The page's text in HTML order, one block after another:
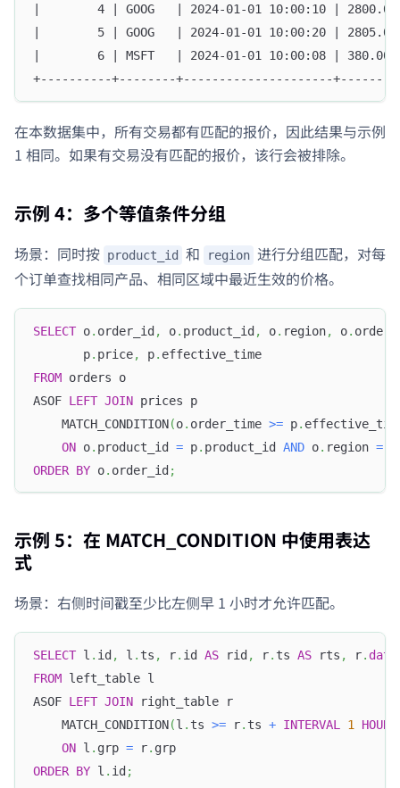
|        4 | GOOG   | 2024-01-01 10:00:10 |
|        5 | GOOG   | 2024-01-01 10:00:20 |
|        6 | MSFT   | 2024-01-01 10:00:08 |
+----------+--------+---------------------
在本数据集中，所有交易都有匹配的报价，因此结果与示例
1 相同。如果有交易没有匹配的报价，该行会被排除。
示例 4：多个等值条件分组
场景：同时按 product_id 和 region 进行分组匹配，对每
个订单查找相同产品、相同区域中最近生效的价格。
SELECT o. order_id , o. product_id , o. region, o.
       p
. price, p. effective_time
FROM orders o
ASOF LEFT JOIN prices p
    MATCH_CONDITION
(o. order_time >= p.
ON o. product_id = p. product_id AND o. region =
ORDER BY o. order_id ;
示例 5：在 MATCH_CONDITION 中使用表达
式
场景：右侧时间戳至少比左侧早 1 小时才允许匹配。
SELECT l . id , l . ts , r. id AS rid , r. ts AS rts , r. data
FROM left_table l
ASOF LEFT JOIN right_table r
    MATCH_CONDITION
(l . ts >= r. ts + INTERVAL 1 HOUR
ON l . grp = r. grp
ORDER BY l . id ;